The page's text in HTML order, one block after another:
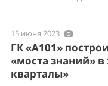
15 июня 2023
ГК «А101»
«моста знаний»
кварталы»